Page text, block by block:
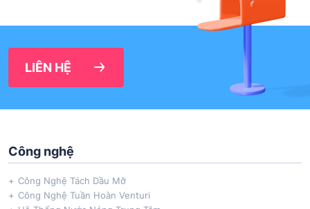
LIÊN HỆ
Công nghệ
Công Nghệ Tách Dầu Mỡ
Công Nghệ Tuần Hoàn Venturi